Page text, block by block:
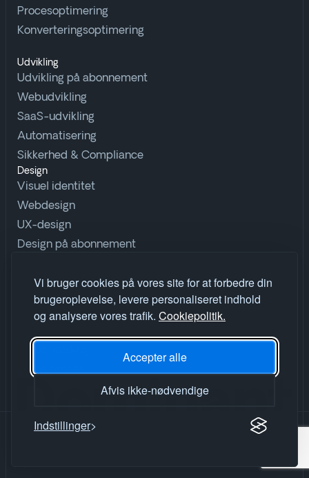
Vi bruger cookies på vores site for at forbedre din
brugeroplevelse, levere personaliseret indhold
og analysere vores trafik. Cookiepolitik.
Accepter alle
Afvis ikke-nødvendige
Indstillinger
Procesoptimering
Konverteringsoptimering
Udvikling
Udvikling på abonnement
Webudvikling
SaaS-udvikling
Automatisering
Sikkerhed & Compliance
Design
Visuel identitet
Webdesign
UX-design
Design på abonnement
Udforsk
Ordbog
Insights
Vores proces